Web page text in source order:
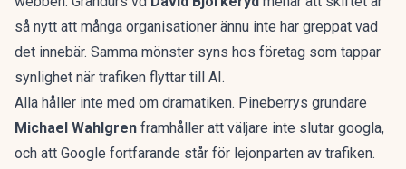
så nytt att många organisationer ännu inte har greppat vad
det innebär. Samma mönster syns hos företag som tappar
synlighet när trafiken flyttar till AI.
Alla håller inte med om dramatiken. Pineberrys grundare
Michael Wahlgren framhåller att väljare inte slutar googla,
och att Google fortfarande står för lejonparten av trafiken.